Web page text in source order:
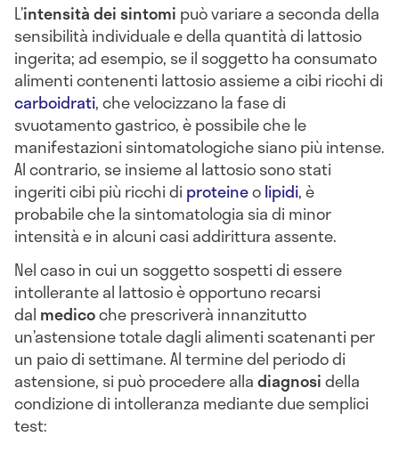
L’intensità dei sintomi può variare a seconda della
sensibilità individuale e della quantità di lattosio
ingerita; ad esempio, se il soggetto ha consumato
alimenti contenenti lattosio assieme a cibi ricchi di
carboidrati, che velocizzano la fase di
svuotamento gastrico, è possibile che le
manifestazioni sintomatologiche siano più intense.
Al contrario, se insieme al lattosio sono stati
ingeriti cibi più ricchi di proteineolipidi, è
probabile che la sintomatologia sia di minor
intensità e in alcuni casi addirittura assente.
Nel caso in cui un soggetto sospetti di essere
intollerante al lattosio è opportuno recarsi
dal medicoche prescriverà innanzitutto
un’astensione totale dagli alimenti scatenanti per
un paio di settimane. Al termine del periodo di
astensione, si può procedere alladiagnosidella
condizione di intolleranza mediante due semplici
test: